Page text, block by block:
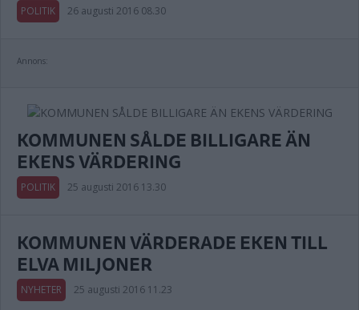
POLITIK 26 augusti 2016 08.30
Annons:
KOMMUNEN SÅLDE BILLIGARE ÄN
EKENS VÄRDERING
POLITIK 25 augusti 2016 13.30
KOMMUNEN VÄRDERADE EKEN TILL
ELVA MILJONER
NYHETER 25 augusti 2016 11.23